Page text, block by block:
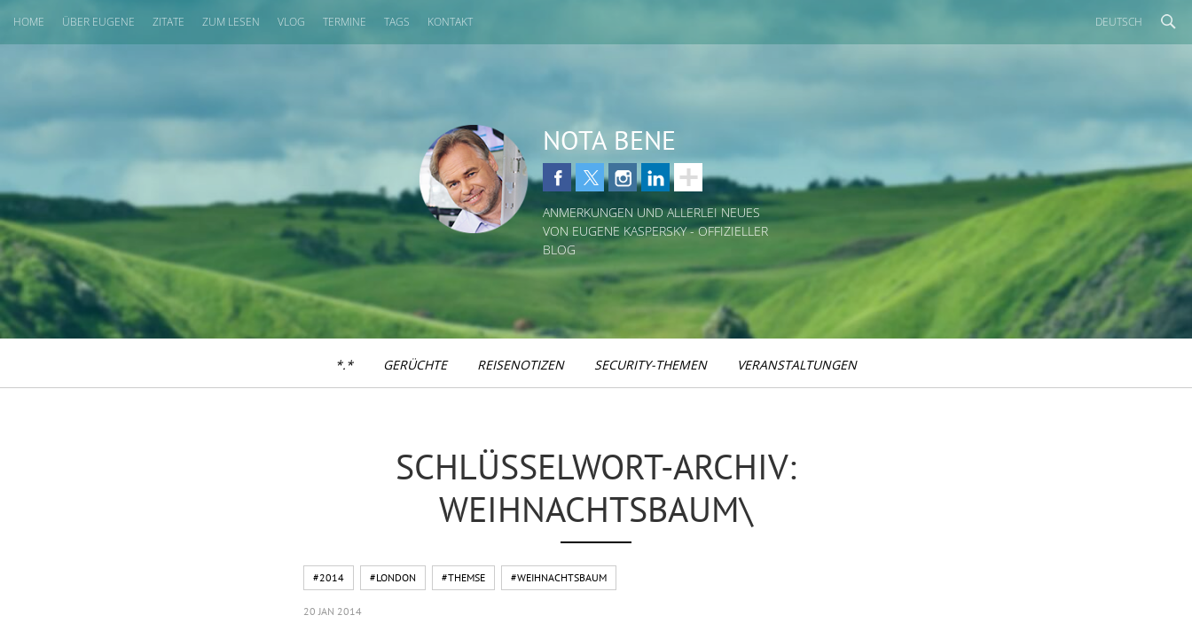
HOME ÜBER EUGENE ZITATE ZUM LESEN VLOG TERMINE TAGS KONTAKT DEUTSCH
NOTA BENE
ANMERKUNGEN UND ALLERLEI NEUES
VON EUGENE KASPERSKY - OFFIZIELLER
BLOG
*.* GERÜCHTE REISENOTIZEN SECURITY-THEMEN VERANSTALTUNGEN
SCHLÜSSELWORT-ARCHIV:
WEIHNACHTSBAUM\
#2014 #LONDON #THEMSE #WEIHNACHTSBAUM
20 JAN 2014